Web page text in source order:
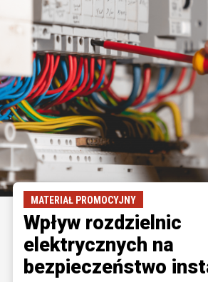
MATERIAŁ PROMOCYJNY
Wpływ rozdzielnic
elektrycznych na
bezpieczeństwo